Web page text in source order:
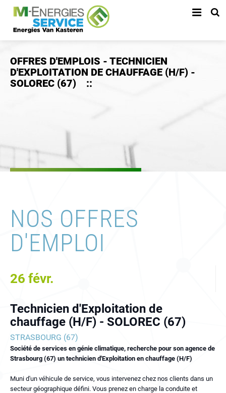
OFFRES D'EMPLOIS - TECHNICIEN
D'EXPLOITATION DE CHAUFFAGE (H/F) -
SOLOREC (67)
::
NOS OFFRES
D'EMPLOI
26 févr.
Technicien d'Exploitation de
chauffage (H/F) - SOLOREC (67)
STRASBOURG (67)
Société de services en génie climatique, recherche pour son agence de
Strasbourg (67) un technicien d'Exploitation en chauffage (H/F)
Muni d'un véhicule de service, vous intervenez chez nos clients dans un
secteur géographique défini. Vous prenez en charge la conduite et